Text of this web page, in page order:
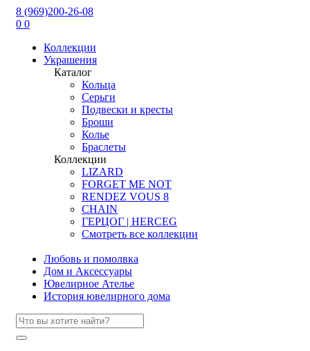
8 (969)200-26-08
0 0
Коллекции
Украшения
Каталог
Кольца
Серьги
Подвески и кресты
Броши
Колье
Браслеты
Коллекции
LIZARD
FORGET ME NOT
RENDEZ VOUS 8
CHAIN
ГЕРЦОГ | HERCEG
Смотреть все коллекции
Любовь и помолвка
Дом и Аксессуары
Ювелирное Ателье
История ювелирного дома